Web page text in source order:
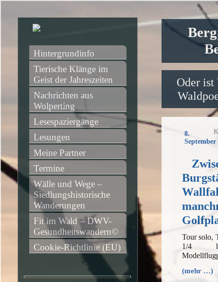
Oder ist
8.
September
Tour solo,
1/4 h,
(mehr …)
Hintergrundinfo
Tierische Klänge im
Geist der Jahreszeiten
Nachrichten aus
Wolperting
Lesespaziergänge
Lesungen
Meine Partner
Termine
Wälle und Wege –
Siedlungshistorische
Wanderungen
Fit im Wald – DWV-
Gesundheitswandern©
Cookie-Richtlinie (EU)